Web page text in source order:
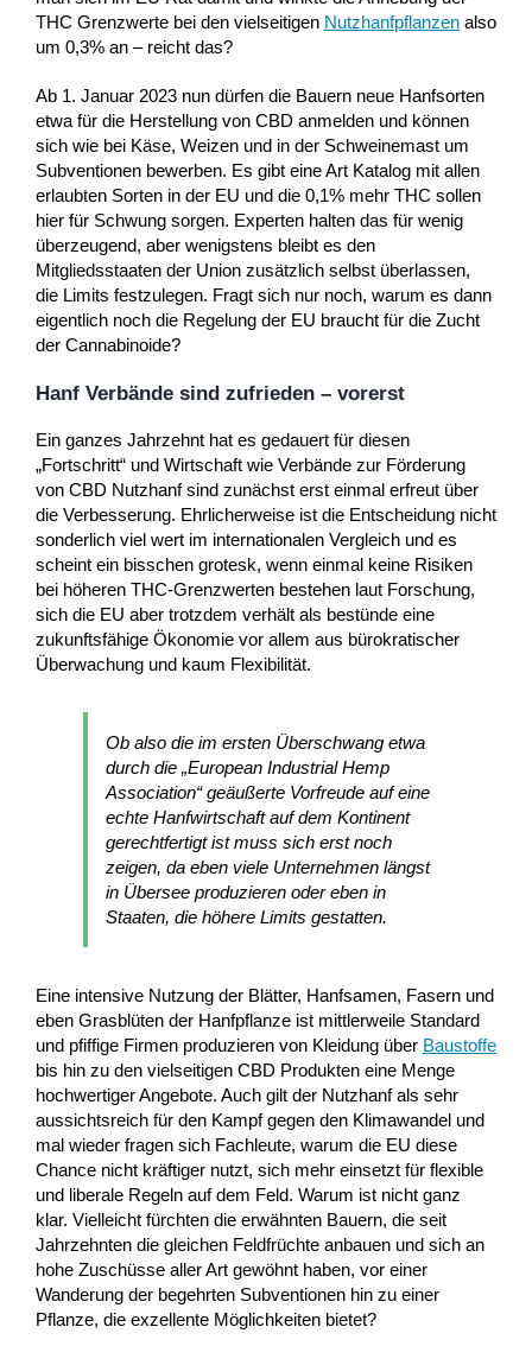
THC Grenzwerte bei den vielseitigen Nutzhanfpflanzen also
um 0,3% an – reicht das?
Ab 1. Januar 2023 nun dürfen die Bauern neue Hanfsorten
etwa für die Herstellung von CBD anmelden und können
sich wie bei Käse, Weizen und in der Schweinemast um
Subventionen bewerben. Es gibt eine Art Katalog mit allen
erlaubten Sorten in der EU und die 0,1% mehr THC sollen
hier für Schwung sorgen. Experten halten das für wenig
überzeugend, aber wenigstens bleibt es den
Mitgliedsstaaten der Union zusätzlich selbst überlassen,
die Limits festzulegen. Fragt sich nur noch, warum es dann
eigentlich noch die Regelung der EU braucht für die Zucht
der Cannabinoide?
Hanf Verbände sind zufrieden – vorerst
Ein ganzes Jahrzehnt hat es gedauert für diesen
„Fortschritt“ und Wirtschaft wie Verbände zur Förderung
von CBD Nutzhanf sind zunächst erst einmal erfreut über
die Verbesserung. Ehrlicherweise ist die Entscheidung nicht
sonderlich viel wert im internationalen Vergleich und es
scheint ein bisschen grotesk, wenn einmal keine Risiken
bei höheren THC-Grenzwerten bestehen laut Forschung,
sich die EU aber trotzdem verhält als bestünde eine
zukunftsfähige Ökonomie vor allem aus bürokratischer
Überwachung und kaum Flexibilität.
Ob also die im ersten Überschwang etwa
durch die „European Industrial Hemp
Association“ geäußerte Vorfreude auf eine
echte Hanfwirtschaft auf dem Kontinent
gerechtfertigt ist muss sich erst noch
zeigen, da eben viele Unternehmen längst
in Übersee produzieren oder eben in
Staaten, die höhere Limits gestatten.
Eine intensive Nutzung der Blätter, Hanfsamen, Fasern und
eben Grasblüten der Hanfpflanze ist mittlerweile Standard
und pfiffige Firmen produzieren von Kleidung über Baustoffe
bis hin zu den vielseitigen CBD Produkten eine Menge
hochwertiger Angebote. Auch gilt der Nutzhanf als sehr
aussichtsreich für den Kampf gegen den Klimawandel und
mal wieder fragen sich Fachleute, warum die EU diese
Chance nicht kräftiger nutzt, sich mehr einsetzt für flexible
und liberale Regeln auf dem Feld. Warum ist nicht ganz
klar. Vielleicht fürchten die erwähnten Bauern, die seit
Jahrzehnten die gleichen Feldfrüchte anbauen und sich an
hohe Zuschüsse aller Art gewöhnt haben, vor einer
Wanderung der begehrten Subventionen hin zu einer
Pflanze, die exzellente Möglichkeiten bietet?